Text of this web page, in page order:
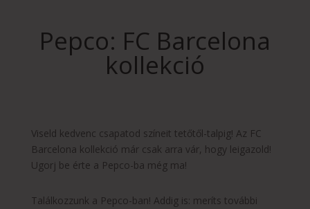
Pepco: FC Barcelona
kollekció
Viseld kedvenc csapatod színeit tetőtől-talpig! Az FC
Barcelona kollekció már csak arra vár, hogy leigazold!
Ugorj be érte a Pepco-ba még ma!
Találkozzunk a Pepco-ban! Addig is: meríts további